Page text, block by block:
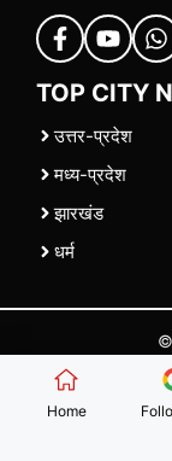
TOP CITY
उत्तर-प्रदेश
मध्य-प्रदेश
झारखंड
धर्म
| |
Home